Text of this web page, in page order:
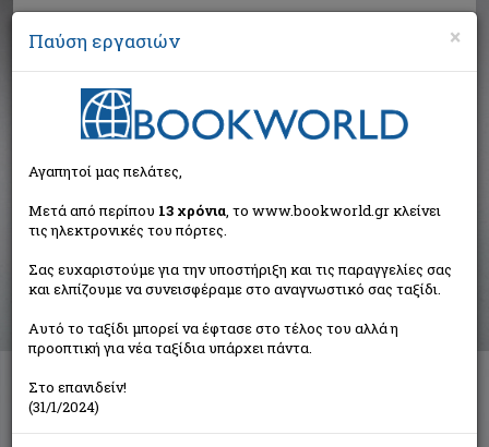
Αναζήτηση
Αποτελέσματα αναζήτησης
Συγγραφέας: Ζερβονικολάκης Νίκος (10 βιβλία)
Ταξινόμηση ανά:
Χρώμα από καρπούζι
×
Παύση εργασιών
Αγαπητοί μας πελάτες,
Μετά από περίπου 13 χρόνια, το www.bookworld.gr κλείνει
τις ηλεκτρονικές του πόρτες.
Σας ευχαριστούμε για την υποστήριξη και τις παραγγελίες σας
και ελπίζουμε να συνεισφέραμε στο αναγνωστικό σας ταξίδι.
Αυτό το ταξίδι μπορεί να έφτασε στο τέλος του αλλά η
προοπτική για νέα ταξίδια υπάρχει πάντα.
Στο επανιδείν!
(31/1/2024)